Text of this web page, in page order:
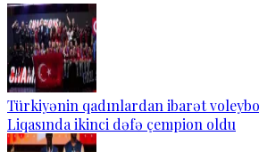
Türkiyənin qadınlardan ibarət
Liqasında ikinci dəfə çempion oldu